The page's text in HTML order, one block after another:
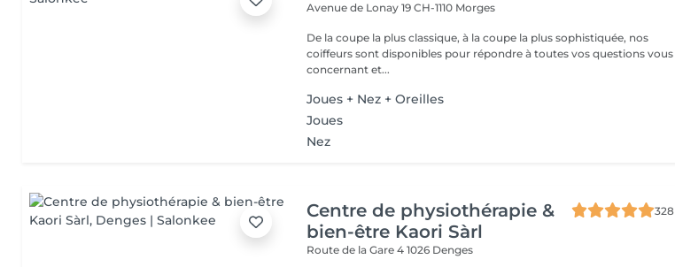
Avenue de Lonay 19CH-1110 Morges
De la coupe la plus classique, à la coupe la plus sophistiquée, nos
coiffeurs sont disponibles pour répondre à toutes vos questions vous
concernant et...
Joues + Nez + Oreilles
Joues
Nez
Centre de physiothérapie &
bien-être Kaori Sàrl
328
Route de la Gare 41026 Denges